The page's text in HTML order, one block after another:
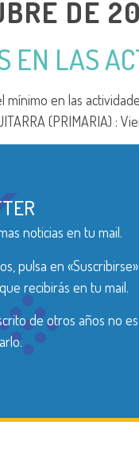
DE
EN LAS
en las
(PRIMARIA) :
noticias en tu mail.
pulsa en
recibirás en tu mail.
de otros años no